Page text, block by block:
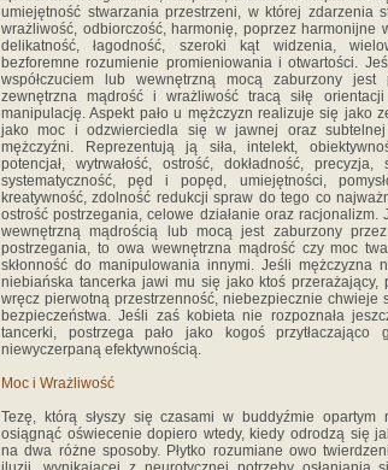
umiejętność stwarzania przestrzeni, w której zdarzenia
wrażliwość, odbiorczość, harmonię, poprzez harmonijne
delikatność, łagodność, szeroki kąt widzenia,
bezforemne rozumienie promieniowania i otwartości.
współczuciem lub wewnętrzną mocą zaburzony jest
zewnętrzna mądrość i wrażliwość tracą siłę
manipulację. Aspekt pało u mężczyzn realizuje się jako
jako moc i odzwierciedla się w jawnej oraz
mężczyźni. Reprezentują ją siła, intelekt,
potencjał, wytrwałość, ostrość, dokładność, precyzja,
systematyczność, pęd i popęd, umiejętności,
kreatywność, zdolność redukcji spraw do tego co
ostrość postrzegania, celowe działanie oraz
wewnętrzną mądrością lub mocą jest zaburzony
postrzegania, to owa wewnętrzna mądrość czy moc
skłonność do manipulowania innymi. Jeśli mężczyzna
niebiańska tancerka jawi mu się jako ktoś przerażający,
wręcz pierwotną przestrzenność, niebezpiecznie chwieje
bezpieczeństwa. Jeśli zaś kobieta nie rozpoznała
tancerki, postrzega pało jako kogoś przytłaczająco
niewyczerpaną efektywnością.
Moc i Wrażliwość
Tezę, którą słyszy się czasami w buddyźmie opartym
osiągnąć oświecenie dopiero wtedy, kiedy odrodzą się
na dwa różne sposoby. Płytko rozumiane owo